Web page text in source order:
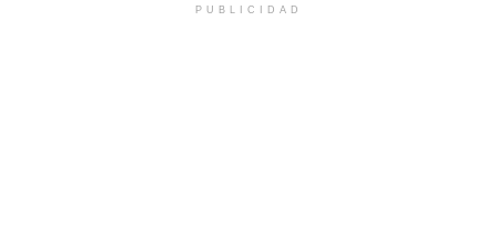
PUBLICIDAD